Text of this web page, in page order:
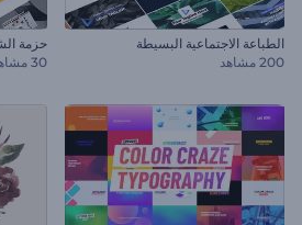
الطباعة الاجتماعية البسيطة
200 مشاهد
حزمة
30 مشاهد